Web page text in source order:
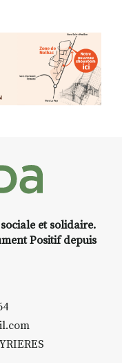
et solidaire.
Positif depuis